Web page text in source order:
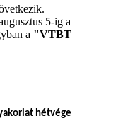
5-ig a
a "VTBT
hétvége